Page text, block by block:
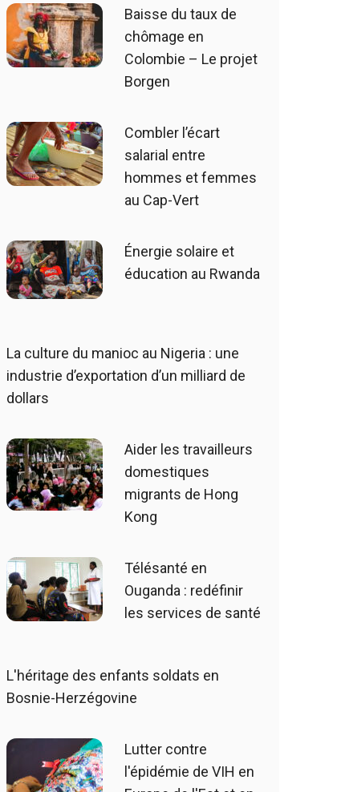
Baisse du taux de
chômage en
Colombie – Le projet
Borgen
Combler l’écart
salarial entre
hommes et femmes
au Cap-Vert
Énergie solaire et
éducation au Rwanda
La culture du manioc au Nigeria : une
industrie d’exportation d’un milliard de
dollars
Aider les travailleurs
domestiques
migrants de Hong
Kong
Télésanté en
Ouganda : redéfinir
les services de santé
L'héritage des enfants soldats en
Bosnie-Herzégovine
Lutter contre
l'épidémie de VIH en